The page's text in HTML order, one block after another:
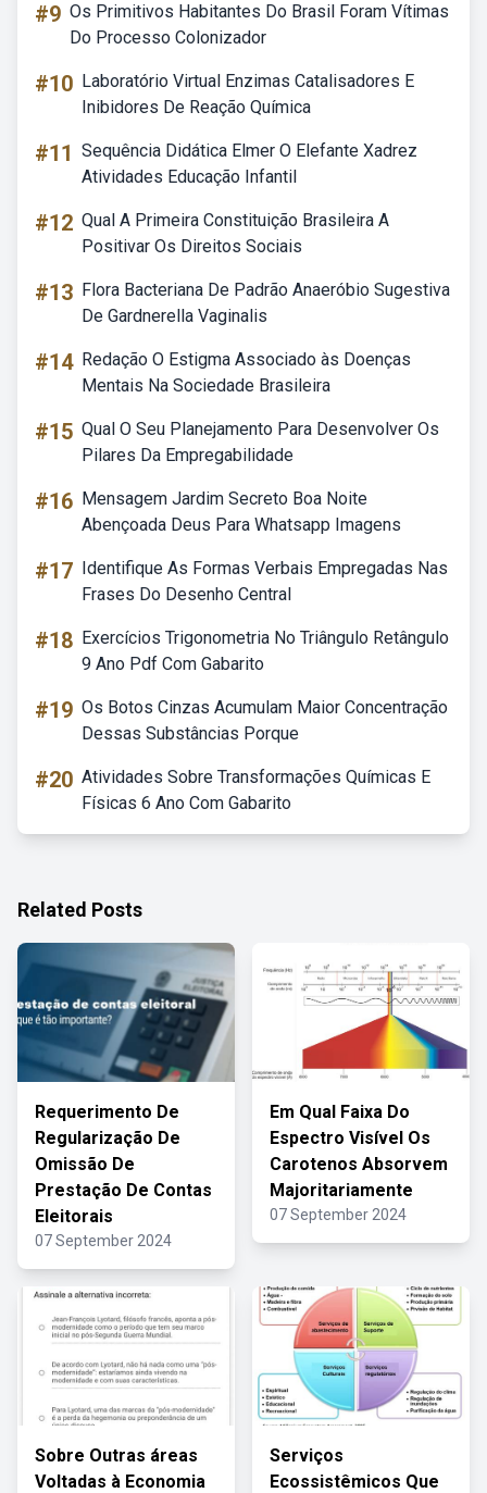
#9 Os Primitivos Habitantes Do Brasil Foram Vítimas
Do Processo Colonizador
#10 Laboratório Virtual Enzimas Catalisadores E
Inibidores De Reação Química
#11 Sequência Didática Elmer O Elefante Xadrez
Atividades Educação Infantil
#12 Qual A Primeira Constituição Brasileira A
Positivar Os Direitos Sociais
#13 Flora Bacteriana De Padrão Anaeróbio Sugestiva
De Gardnerella Vaginalis
#14 Redação O Estigma Associado às Doenças
Mentais Na Sociedade Brasileira
#15 Qual O Seu Planejamento Para Desenvolver Os
Pilares Da Empregabilidade
#16 Mensagem Jardim Secreto Boa Noite
Abençoada Deus Para Whatsapp Imagens
#17 Identifique As Formas Verbais Empregadas Nas
Frases Do Desenho Central
#18 Exercícios Trigonometria No Triângulo Retângulo
9 Ano Pdf Com Gabarito
#19 Os Botos Cinzas Acumulam Maior Concentração
Dessas Substâncias Porque
#20 Atividades Sobre Transformações Químicas E
Físicas 6 Ano Com Gabarito
Related Posts
Requerimento De
Regularização De
Omissão De
Prestação De Contas
Eleitorais
07 September 2024
Em Qual Faixa Do
Espectro Visível Os
Carotenos Absorvem
Majoritariamente
07 September 2024
Sobre Outras áreas
Voltadas à Economia
Serviços
Ecossistêmicos Que